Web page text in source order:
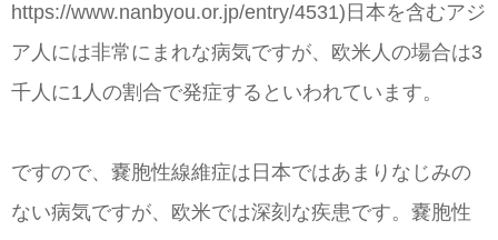
https://www.nanbyou.or.jp/entry/4531)日本を含むアジ
ア人には非常にまれな病気ですが、欧米人の場合は3
千人に1人の割合で発症するといわれています。
ですので、嚢胞性線維症は日本ではあまりなじみの
ない病気ですが、欧米では深刻な疾患です。嚢胞性